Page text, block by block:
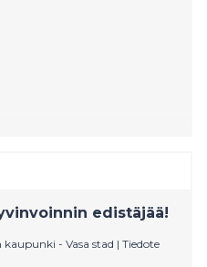
edistäjää!
kaupunki - Vasa stad | Tiedote